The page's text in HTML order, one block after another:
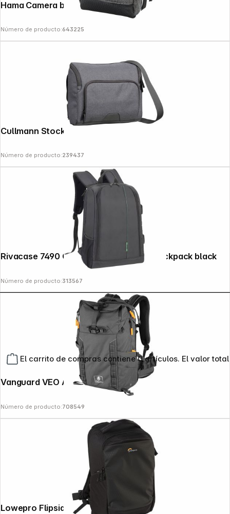
El carrito de compras contiene 0 artículos. El valor
Hama Camera bag Terra, 60H Grey
Número de producto:643225
Cullmann Stockholm Maxima 235+
Número de producto:239437
Rivacase 7490 Green Mantis Camera Backpack black
Número de producto:313567
Vanguard VEO Active 46 grey Backpack
Número de producto:708549
Lowepro Flipside 400 AW III black